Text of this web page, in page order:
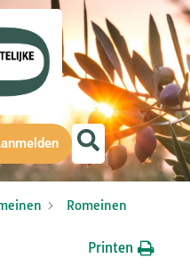
Romeinen
Printen